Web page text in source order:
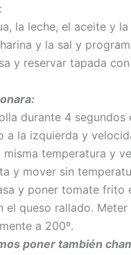
la leche, el aceite y
y la sal y
y reservar tapada
durante 4
a la izquierda y
misma temperatura y
y mover sin
y poner tomate frito
el queso rallado.
a 200º.
poner también